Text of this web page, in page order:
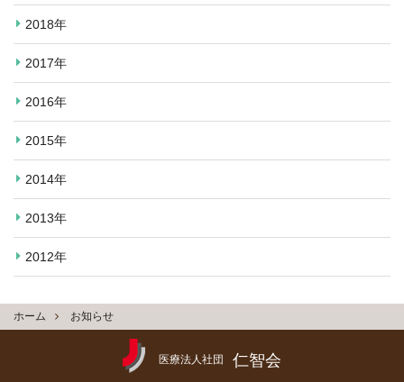
2018年
2017年
2016年
2015年
2014年
2013年
2012年
ホーム お知らせ
医療法人社団 仁智会